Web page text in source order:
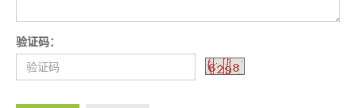
验证码：